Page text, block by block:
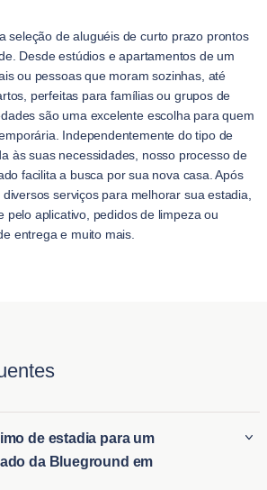
seleção de aluguéis de curto prazo prontos
Desde estúdios e apartamentos de um
ou pessoas que moram sozinhas, até
perfeitas para famílias ou grupos de
são uma excelente escolha para quem
Independentemente do tipo de
às suas necessidades, nosso processo de
facilita a busca por sua nova casa. Após
serviços para melhorar sua estadia,
pelo aplicativo, pedidos de limpeza ou
entrega e muito mais.
de estadia para um
da Blueground em